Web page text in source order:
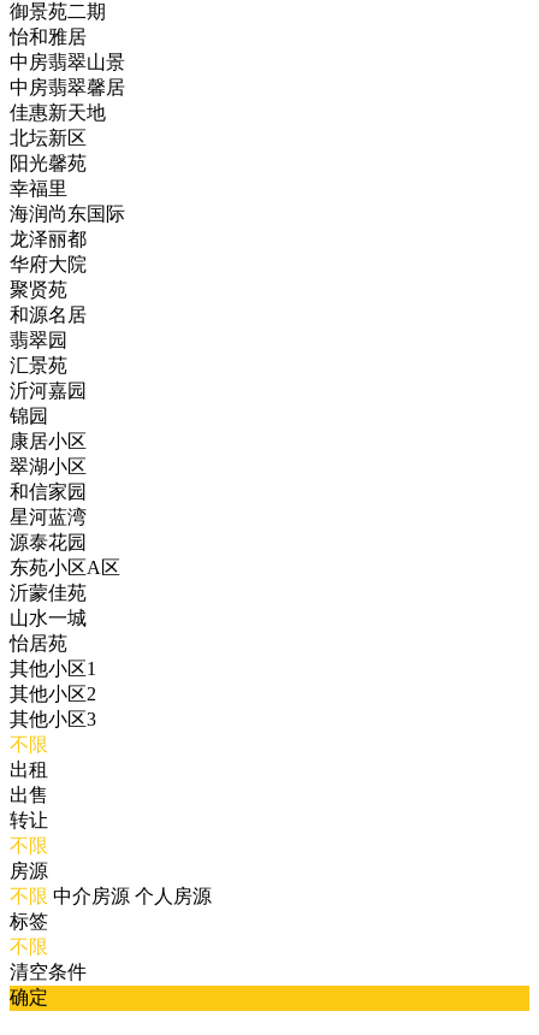
御景苑二期
怡和雅居
中房翡翠山景
中房翡翠馨居
佳惠新天地
北坛新区
阳光馨苑
幸福里
海润尚东国际
龙泽丽都
华府大院
聚贤苑
和源名居
翡翠园
汇景苑
沂河嘉园
锦园
康居小区
翠湖小区
和信家园
星河蓝湾
源泰花园
东苑小区A区
沂蒙佳苑
山水一城
怡居苑
其他小区1
其他小区2
其他小区3
不限
出租
出售
转让
不限
房源
不限 中介房源 个人房源
标签
不限
清空条件
确定